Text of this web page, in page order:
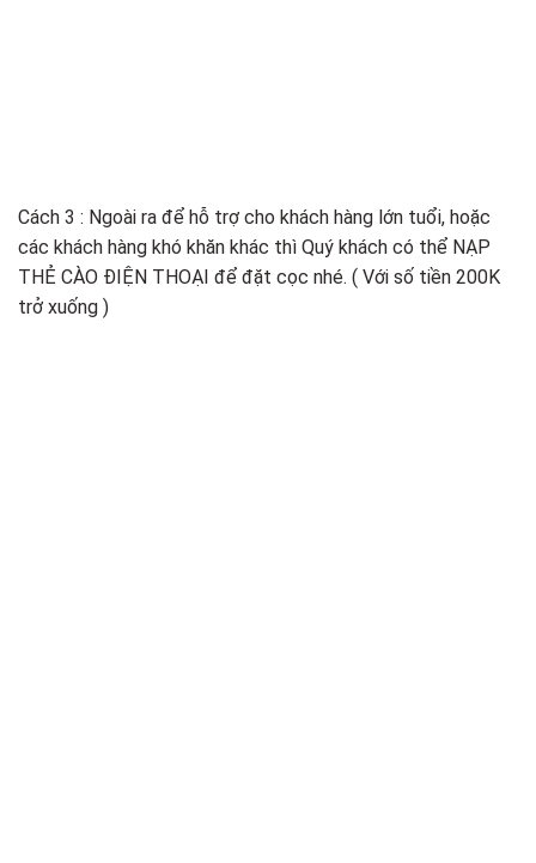
Cách 3 : Ngoài ra để hỗ trợ cho khách hàng lớn tuổi, hoặc
các khách hàng khó khăn khác thì Quý khách có thể NẠP
THẺ CÀO ĐIỆN THOẠI để đặt cọc nhé. ( Với số tiền 200K
trở xuống )